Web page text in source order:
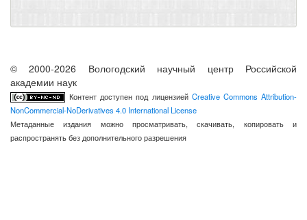
© 2000-2026 Вологодский научный центр Российской
академии наук
Контент доступен под лицензией Creative Commons Attribution-
NonCommercial-NoDerivatives 4.0 International License
Метаданные издания можно просматривать, скачивать, копировать и
распространять без дополнительного разрешения